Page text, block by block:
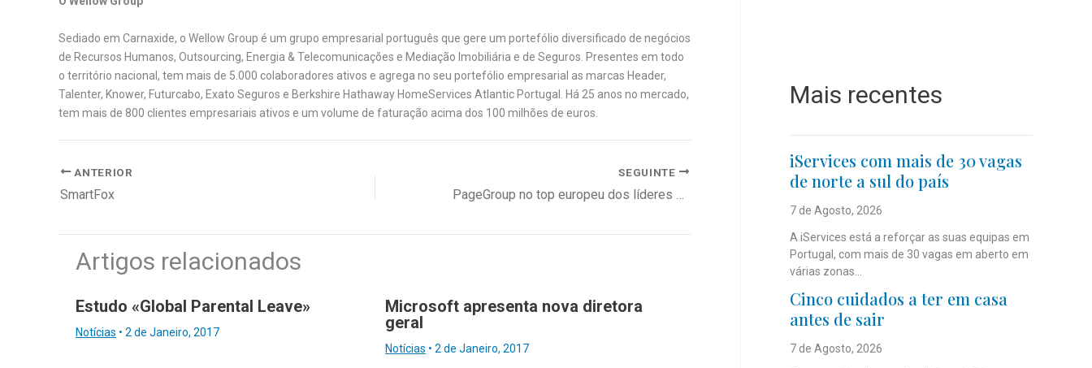
Sediado em Carnaxide, o Wellow Group é um grupo empresarial português que gere um portefólio diversificado de negócios
de Recursos Humanos, Outsourcing, Energia & Telecomunicações e Mediação Imobiliária e de Seguros. Presentes em todo
o território nacional, tem mais de 5.000 colaboradores ativos e agrega no seu portefólio empresarial as marcas Header,
Talenter, Knower, Futurcabo, Exato Seguros e Berkshire Hathaway HomeServices Atlantic Portugal. Há 25 anos no mercado,
tem mais de 800 clientes empresariais ativos e um volume de faturação acima dos 100 milhões de euros.
ANTERIOR
SmartFox
SEGUINTE
PageGroup no top europeu dos líderes em diversidade
Artigos relacionados
Estudo «Global Parental Leave»
Notícias • 2 de Janeiro, 2017
Microsoft apresenta nova diretora
geral
Notícias • 2 de Janeiro, 2017
Mais recentes
iServices com mais de 30 vagas
de norte a sul do país
7 de Agosto, 2026
A iServices está a reforçar as suas equipas em
Portugal, com mais de 30 vagas em aberto em
várias zonas...
Cinco cuidados a ter em casa
antes de sair
7 de Agosto, 2026